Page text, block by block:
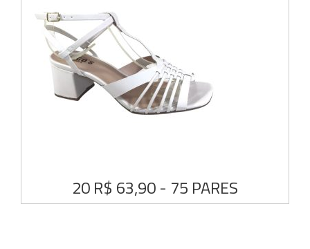
20 R$ 63,90 - 75 PARES